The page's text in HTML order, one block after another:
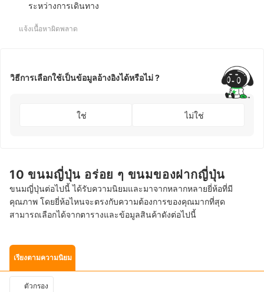
ระหว่างการเดินทาง
แจ้งเนื้อหาผิดพลาด
วิธีการเลือกใช้เป็นข้อมูลอ้างอิงได้หรือไม่ ?
ใช่ ไม่ใช่
10 ขนมญี่ปุ่น อร่อย ๆ ขนมของฝากญี่ปุ่น
ขนมญี่ปุ่นต่อไปนี้ ได้รับความนิยมและมาจากหลากหลายยี่ห้อที่มี
คุณภาพ โดยยี่ห้อไหนจะตรงกับความต้องการของคุณมากที่สุด
สามารถเลือกได้จากตารางและข้อมูลสินค้าดังต่อไปนี้
เรียงตามความนิยม
ตัวกรอง